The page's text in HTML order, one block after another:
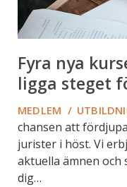
Fyra nya
ligga steget
MEDLEM /
chansen att
jurister i höst. Vi
aktuella ämnen
dig…